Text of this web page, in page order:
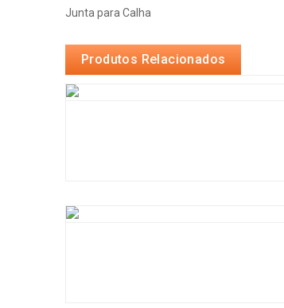
Junta para Calha
Produtos Relacionados